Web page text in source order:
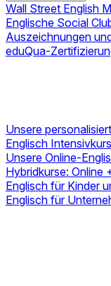
Wall Street English
Englische Social
Auszeichnungen
eduQua-
Unsere
Englisch
Unsere Online-
Hybridkurse: Online
Englisch für Kinder
Englisch für